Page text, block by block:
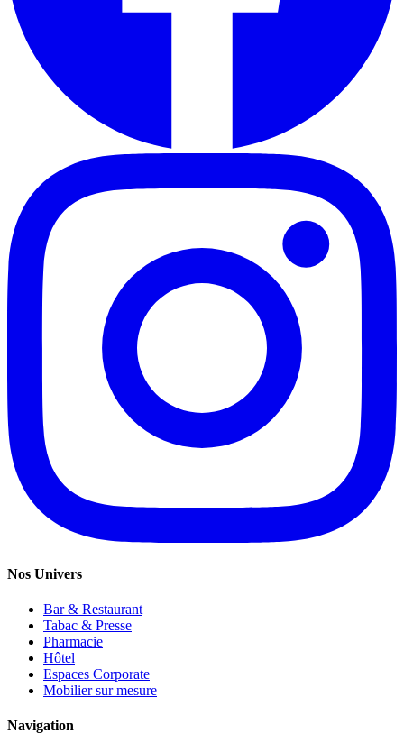
Nos Univers
Bar & Restaurant
Tabac & Presse
Pharmacie
Hôtel
Espaces Corporate
Mobilier sur mesure
Navigation